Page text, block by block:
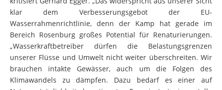
kritisiert Gerhard Egger. „Das widerspricht aus unserer Sicht
klar dem Verbesserungsgebot der EU-
Wasserrahmenrichtlinie, denn der Kamp hat gerade im
Bereich Rosenburg großes Potential für Renaturierungen.
„Wasserkraftbetreiber dürfen die Belastungsgrenzen
unserer Flüsse und Umwelt nicht weiter überschreiten. Wir
brauchen intakte Gewässer, auch um die Folgen des
Klimawandels zu dämpfen. Dazu bedarf es einer auf